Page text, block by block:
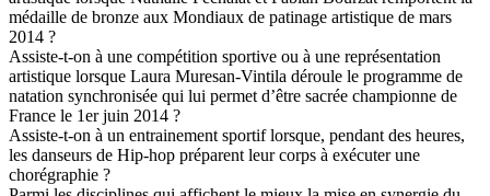
médaille de bronze aux Mondiaux de patinage artistique de mars
2014 ?
Assiste-t-on à une compétition sportive ou à une représentation
artistique lorsque Laura Muresan-Vintila déroule le programme de
natation synchronisée qui lui permet d’être sacrée championne de
France le 1er juin 2014 ?
Assiste-t-on à un entrainement sportif lorsque, pendant des heures,
les danseurs de Hip-hop préparent leur corps à exécuter une
chorégraphie ?